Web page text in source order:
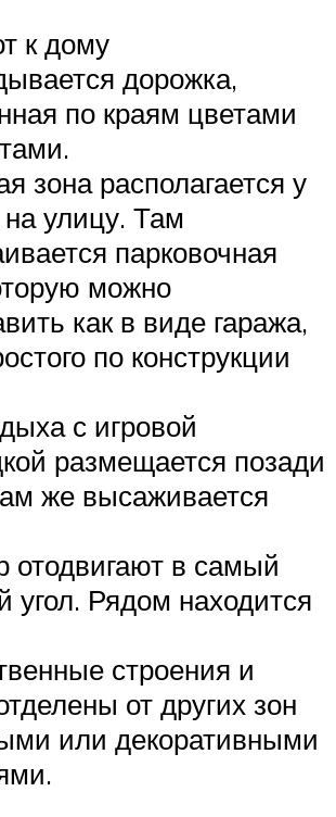
к дому
дорожка,
по краям цветами
зона располагается у
улицу. Там
парковочная
можно
как в виде гаража,
по конструкции
с игровой
размещается позади
же высаживается
отодвигают в самый
угол. Рядом находится
строения и
от других зон
или декоративными